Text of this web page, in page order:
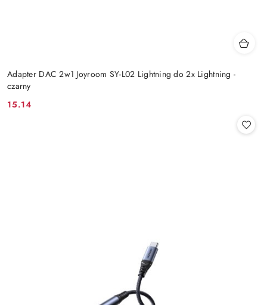
Adapter DAC 2w1 Joyroom SY-L02 Lightning do 2x Lightning -
czarny
Cena:
15.14